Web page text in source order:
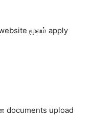
மூலம் apply
documents upload